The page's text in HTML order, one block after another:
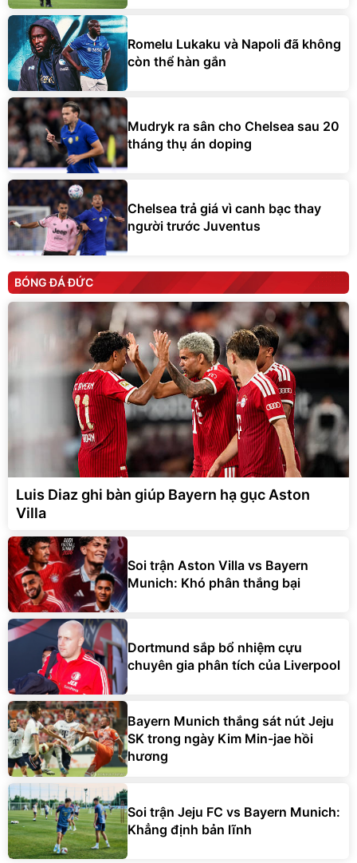
Romelu Lukaku và Napoli đã không
còn thể hàn gắn
Mudryk ra sân cho Chelsea sau 20
tháng thụ án doping
Chelsea trả giá vì canh bạc thay
người trước Juventus
BÓNG ĐÁ ĐỨC
Luis Diaz ghi bàn giúp Bayern hạ gục Aston
Villa
Soi trận Aston Villa vs Bayern
Munich: Khó phân thắng bại
Dortmund sắp bổ nhiệm cựu
chuyên gia phân tích của Liverpool
Bayern Munich thắng sát nút Jeju
SK trong ngày Kim Min-jae hồi
hương
Soi trận Jeju FC vs Bayern Munich:
Khẳng định bản lĩnh